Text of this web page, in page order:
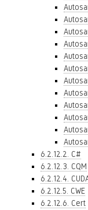
6.2.12.2. C#
6.2.12.3. CQM
6.2.12.4.
6.2.12.5. CWE
6.2.12.6. Cert